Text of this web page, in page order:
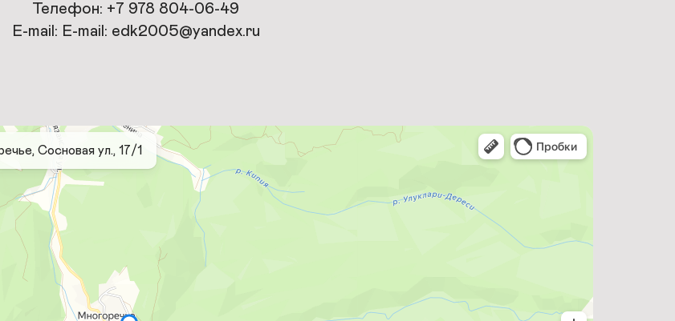
Телефон: +7 978 804-06-49
E-mail: E-mail: edk2005@yandex.ru
Сосновая ул., 17/1